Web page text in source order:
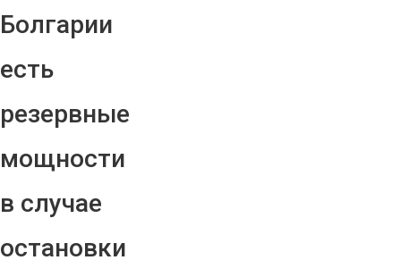
Болгарии
есть
резервные
мощности
в случае
остановки